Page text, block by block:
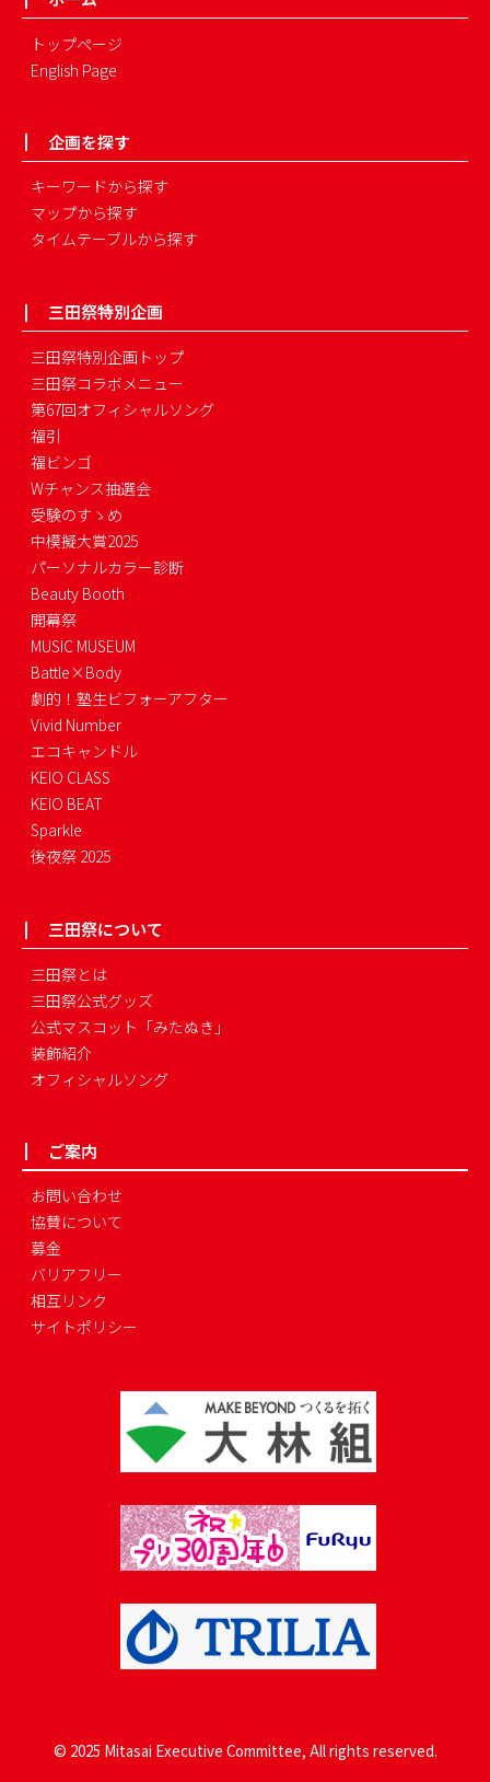
トップページ
English Page
企画を探す
キーワードから探す
マップから探す
タイムテーブルから探す
三田祭特別企画
三田祭特別企画トップ
三田祭コラボメニュー
第67回オフィシャルソング
福引
福ビンゴ
Wチャンス抽選会
受験のすゝめ
中模擬大賞2025
パーソナルカラー診断
Beauty Booth
開幕祭
MUSIC MUSEUM
Battle×Body
劇的！塾生ビフォーアフター
Vivid Number
エコキャンドル
KEIO CLASS
KEIO BEAT
Sparkle
後夜祭 2025
三田祭について
三田祭とは
三田祭公式グッズ
公式マスコット「みたぬき」
装飾紹介
オフィシャルソング
ご案内
お問い合わせ
協賛について
募金
バリアフリー
相互リンク
サイトポリシー
© 2025 Mitasai Executive Committee, All rights reserved.